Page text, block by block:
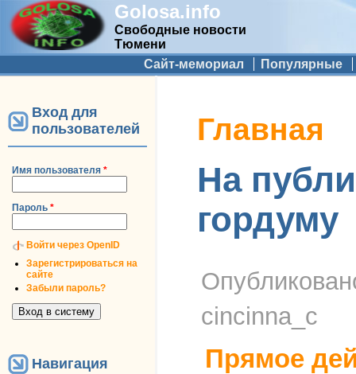
Golosa.info
Свободные новости
Тюмени
Дополнительное меню
Сайт-мемориал Популярные
Вход для
пользователей
Имя пользователя *
Пароль *
Войти через OpenID
Зарегистрироваться на
сайте
Забыли пароль?
Навигация
Вы здесь
Главная
На
гордуму
cincinna_c
Прямое